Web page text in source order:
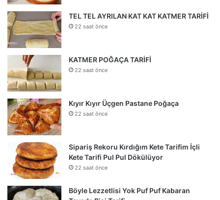
TEL TEL AYRILAN KAT KAT KATMER TARİFİ
22 saat önce
KATMER POĞAÇA TARİFİ
22 saat önce
Kıyır Kıyır Üçgen Pastane Poğaça
22 saat önce
Sipariş Rekoru Kırdığım Kete Tarifim İçli
Kete Tarifi Pul Pul Dökülüyor
22 saat önce
Böyle Lezzetlisi Yok Puf Puf Kabaran